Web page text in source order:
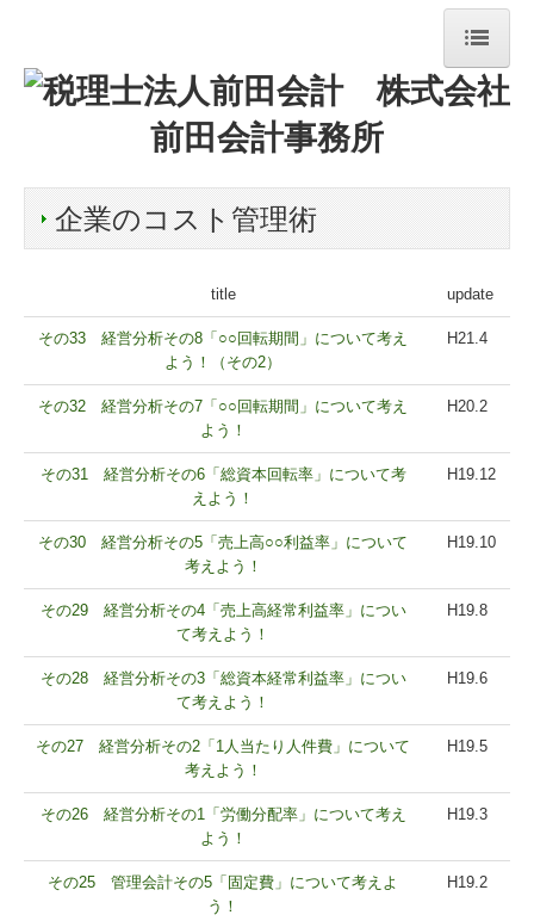
トップ
法人案内
交通案内
スタッフ紹介
スタッフの一日
儲かる会社の条件とは？
企業のコスト管理術
相続通信
コラム風呂敷考
コラム三条の独り言
関与先企業リンク
TKC関連リンク
企業のコスト管理術
title update
その33 経営分析その8「○○回転期間」について考え
よう！（その2）
H21.4
その32 経営分析その7「○○回転期間」について考え
よう！
H20.2
その31 経営分析その6「総資本回転率」について考
えよう！
H19.12
その30 経営分析その5「売上高○○利益率」について
考えよう！
H19.10
その29 経営分析その4「売上高経常利益率」につい
て考えよう！
H19.8
その28 経営分析その3「総資本経常利益率」につい
て考えよう！
H19.6
その27 経営分析その2「1人当たり人件費」について
考えよう！
H19.5
その26 経営分析その1「労働分配率」について考え
よう！
H19.3
その25 管理会計その5「固定費」について考えよ
う！
H19.2